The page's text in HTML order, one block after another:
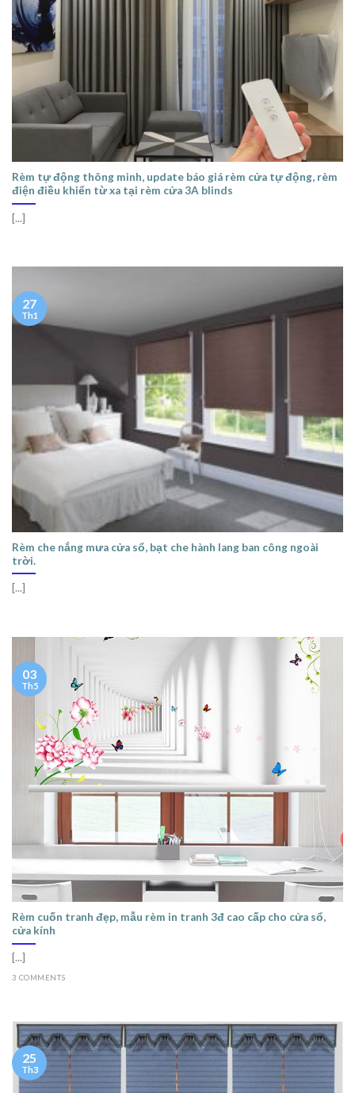
Rèm tự động thông minh, update báo giá rèm cửa tự động, rèm
điện điều khiển từ xa tại rèm cửa 3A blinds
[...]
Rèm che nắng mưa cửa sổ, bạt che hành lang ban công ngoài
trời.
[...]
27
Th1
Rèm cuốn tranh đẹp, mẫu rèm in tranh 3đ cao cấp cho cửa sổ,
cửa kính
[...]
3 COMMENTS
03
Th5
25
Th3